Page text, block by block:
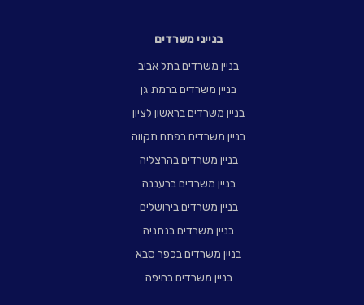
בנייני משרדים
בניין משרדים בתל אביב
בניין משרדים ברמת גן
בניין משרדים בראשון לציון
בניין משרדים בפתח תקווה
בניין משרדים בהרצליה
בניין משרדים ברעננה
בניין משרדים בירושלים
בניין משרדים בנתניה
בניין משרדים בכפר סבא
בניין משרדים בחיפה